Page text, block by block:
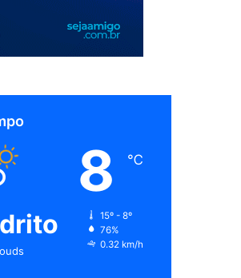
8 ℃
15º - 8º
76%
0.32 km/h